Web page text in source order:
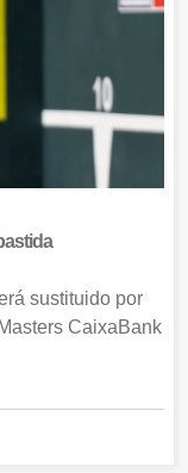
sustituido por
CaixaBank